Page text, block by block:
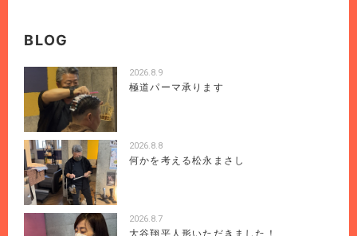
BLOG
2026.8.9
極道パーマ承ります
2026.8.8
何かを考える松永まさし
2026.8.7
大谷翔平人形いただきました！